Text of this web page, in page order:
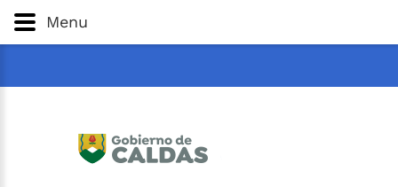
Gobernación
Menu